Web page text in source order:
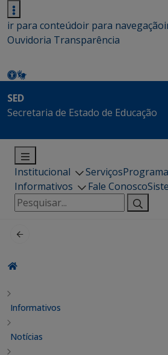
ir para conteúdoir para navegação
Ouvidoria Transparência
SED
Secretaria de Estado de Educação
Institucional Serviços
Informativos
Fale Conosco
Pesquisar
por:
Informativos
Notícias